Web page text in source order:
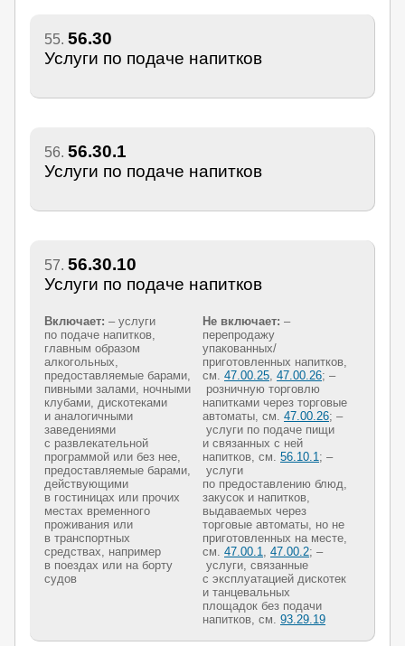
55. 56.30
Услуги по подаче напитков
56. 56.30.1
Услуги по подаче напитков
57. 56.30.10
Услуги по подаче напитков
Включает: – услуги
по подаче напитков,
главным образом
алкогольных,
предоставляемые барами,
пивными залами, ночными
клубами, дискотеками
и аналогичными
заведениями
с развлекательной
программой или без нее,
предоставляемые барами,
действующими
в гостиницах или прочих
местах временного
проживания или
в транспортных
средствах, например
в поездах или на борту
судов
Не включает: –
перепродажу
упакованных/
приготовленных напитков,
см. 47.00.25 47.00.26; –
розничную торговлю
напитками через торговые
автоматы, см. 47.00.26; –
услуги по подаче пищи
и связанных с ней
напитков, см. 56.10.1 ; –
услуги
по предоставлению блюд,
закусок и напитков,
выдаваемых через
торговые автоматы, но не
приготовленных на месте,
см. 47.00.1 47.00.2; –
услуги, связанные
с эксплуатацией дискотек
и танцевальных
площадок без подачи
напитков, см. 93.29.19